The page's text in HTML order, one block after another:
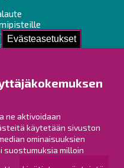
Evästeasetukset
ne aktivoidaan
käytetään sivuston
ominaisuuksien
suostumuksia milloin